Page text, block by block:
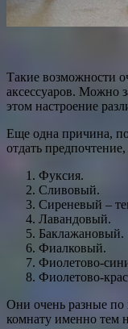
Такие возможности
аксессуаров. Можно
этом настроение
Еще одна причина,
отдать
Фуксия.
Сливовый.
Сиреневый –
Лавандовый.
Баклажановый.
Фиалковый.
Фиолетово-
Фиолетово-
Они очень разные по
комнату именно тем